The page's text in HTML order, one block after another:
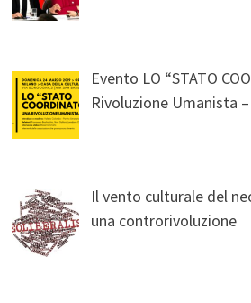
Evento LO “STATO
Rivoluzione Umanista
Il vento culturale del
una controrivoluzione